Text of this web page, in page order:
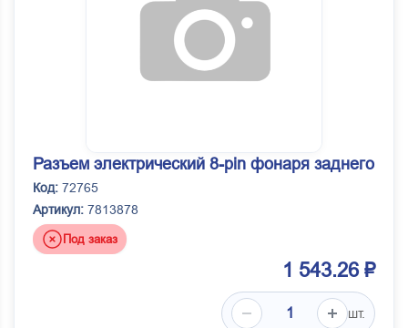
Разъем электрический 8-pin фонаря заднего
Код: 72765
Артикул: 7813878
Под заказ
1 543.26 ₽
шт.